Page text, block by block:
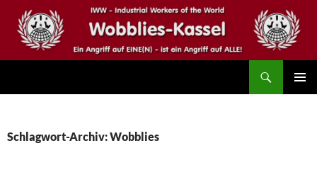
Inhalt
springen
Schlagwort-Archiv: Wobblies